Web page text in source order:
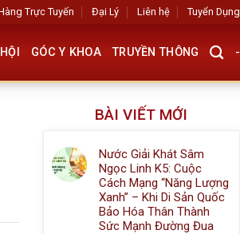
Trực Tuyến Đại Lý Liên hệ Tuyển Dụng
GÓC Y KHOA TRUYỀN THÔNG -
BÀI VIẾT MỚI
Nước Giải Khát Sâm
Ngọc Linh K5: Cuộc
Cách Mạng “Năng Lượng
Xanh” – Khi Di Sản Quốc
Bảo Hóa Thân Thành
Sức Mạnh Đường Đua